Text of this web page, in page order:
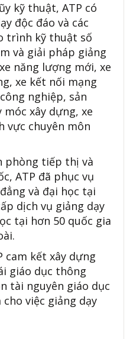
kỹ thuật, ATP có
độc đáo và các
trình kỹ thuật số
và giải pháp giảng
năng lượng mới, xe
xe kết nối mạng
nghiệp, sản
xây dựng, xe
vực chuyên môn
phòng tiếp thị và
ATP đã phục vụ
và đại học tại
dịch vụ giảng dạy
tại hơn 50 quốc gia
cam kết xây dựng
giáo dục thông
tài nguyên giáo dục
việc giảng dạy